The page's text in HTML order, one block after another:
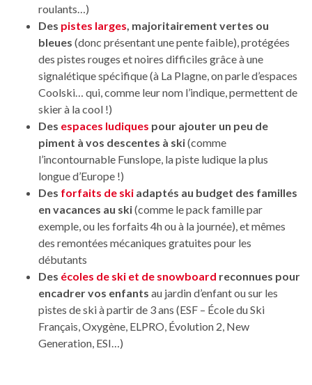
roulants…)
Des pistes larges, majoritairement vertes ou
bleues (donc présentant une pente faible), protégées
des pistes rouges et noires difficiles grâce à une
signalétique spécifique (à La Plagne, on parle d’espaces
Coolski… qui, comme leur nom l’indique, permettent de
skier à la cool !)
Des espaces ludiques pour ajouter un peu de
piment à vos descentes à ski(comme
l’incontournable Funslope, la piste ludique la plus
longue d’Europe !)
Des forfaits de ski adaptés au budget des familles
en vacances au ski(comme le pack famille par
exemple, ou les forfaits 4h ou à la journée), et mêmes
des remontées mécaniques gratuites pour les
débutants
Des écoles de ski et de snowboard reconnues pour
encadrer vos enfants au jardin d’enfant ou sur les
pistes de ski à partir de 3 ans (ESF – École du Ski
Français, Oxygène, ELPRO, Évolution 2, New
Generation, ESI…)